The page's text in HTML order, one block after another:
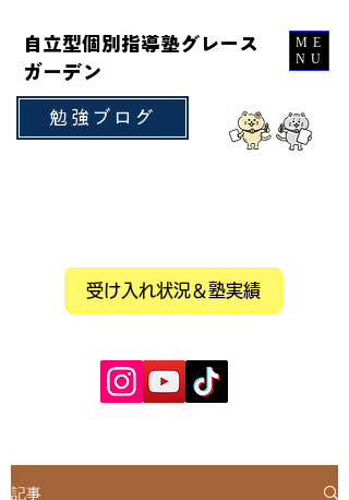
自立型個別指導塾グレース
ガーデン
勉強ブログ
受け入れ状況＆塾実績
ME
NU
記事